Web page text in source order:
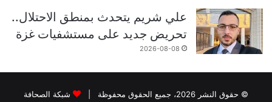
علي شريم يتحدث بمنطق الاحتلال..
تحريض جديد على مستشفيات غزة
2026-08-08
© حقوق النشر 2026، جميع الحقوق محفوظة | شبكة الصحافة